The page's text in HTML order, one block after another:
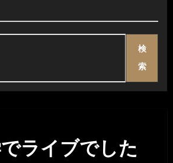
検
索
ライブでした